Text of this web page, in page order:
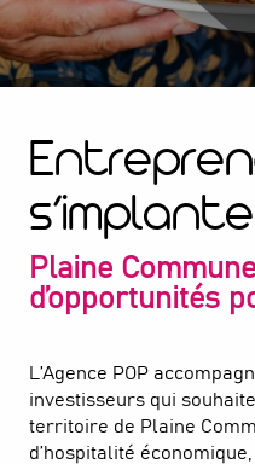
Plaine
d’opportunités
L’Agence POP
investisseurs qui
territoire de Plaine
d’hospitalité